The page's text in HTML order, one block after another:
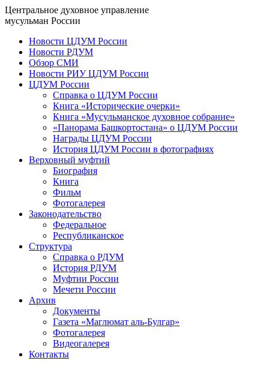
Центральное духовное управление
мусульман России
Новости ЦДУМ России
Новости РДУМ
Обзор СМИ
Новости РИУ ЦДУМ России
ЦДУМ России
Справка о ЦДУМ России
Книга «Исторические очерки»
Книга «Мусульманское духовное собрание»
«Панорама Башкортостана» о ЦДУМ России
Награды ЦДУМ России
История ЦДУМ России в фотографиях
Верховный муфтий
Биография
Книга
Фильм
Фотогалерея
Законодательство
Федеральное
Республиканское
Структура
Справка о РДУМ
История РДУМ
Муфтии России
Мечети России
Архив
Документы
Газета «Маглюмат аль-Булгар»
Фотогалерея
Видеогалерея
Контакты